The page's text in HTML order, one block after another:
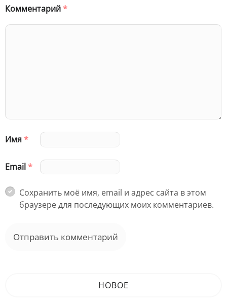
Комментарий*
Имя*
Email*
Сохранить моё имя, email и адрес сайта в этом
браузере для последующих моих комментариев.
НОВОЕ